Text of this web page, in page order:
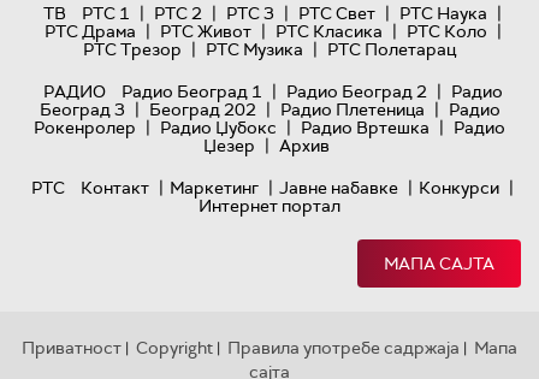
ТВ
РТС 1 | РТС 2 | РТС 3 | РТС Свет | РТС Наука |
РТС Драма | РТС Живот | РТС Класика | РТС Коло |
РТС Трезор | РТС Музика | РТС Полетарац
РАДИО
Радио Београд 1 | Радио Београд 2 | Радио
Београд 3 | Београд 202 | Радио Плетеница | Радио
Рокенролер | Радио Џубокс | Радио Вртешка | Радио
Џезер | Архив
РТС
Контакт | Маркетинг | Јавне набавке | Конкурси |
Интернет портал
МАПА САЈТА
Приватност | Copyright | Правила употребе садржаја | Мапа
сајта